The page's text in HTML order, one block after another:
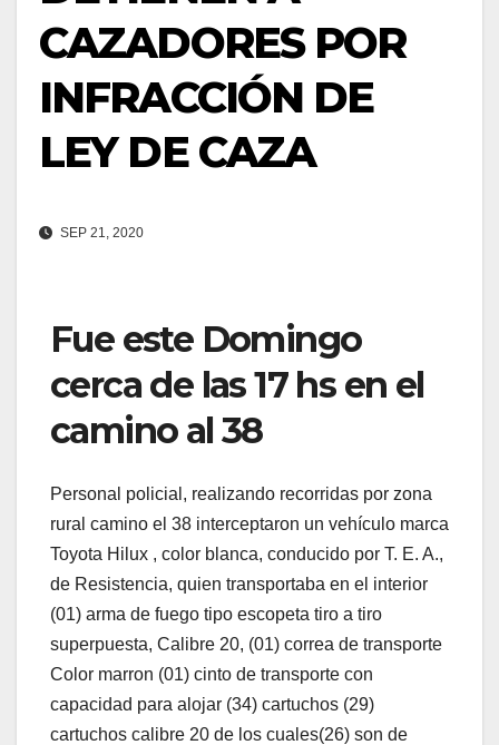
CAZADORES POR
INFRACCIÓN DE
LEY DE CAZA
SEP 21, 2020
Fue este Domingo
cerca de las 17 hs en el
camino al 38
Personal policial, realizando recorridas por zona
rural camino el 38 interceptaron un vehículo marca
Toyota Hilux , color blanca, conducido por T. E. A.,
de Resistencia, quien transportaba en el interior
(01) arma de fuego tipo escopeta tiro a tiro
superpuesta, Calibre 20, (01) correa de transporte
Color marron (01) cinto de transporte con
capacidad para alojar (34) cartuchos (29)
cartuchos calibre 20 de los cuales(26) son de